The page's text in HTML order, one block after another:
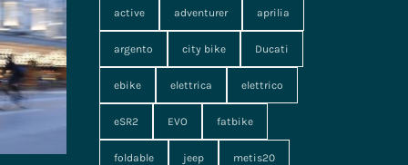
active adventurer aprilia
argento city bike Ducati
ebike elettrica elettrico
eSR2 EVO fatbike
foldable jeep metis20